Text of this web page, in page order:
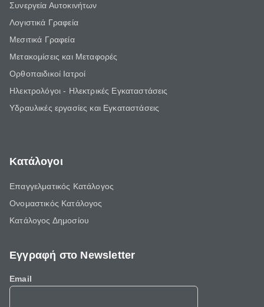
Συνεργεία Αυτοκινήτων
Λογιστικά Γραφεία
Μεσιτικά Γραφεία
Μετακομίσεις και Μεταφορές
Ορθοπαιδικοί Ιατροί
Ηλεκτρολόγοι - Ηλεκτρικές Εγκαταστάσεις
Υδραυλικές εργασίες και Εγκαταστάσεις
Κατάλογοι
Επαγγελματικός Κατάλογος
Ονομαστικός Κατάλογος
Κατάλογος Δημοσίου
Εγγραφή στο Newsletter
Email